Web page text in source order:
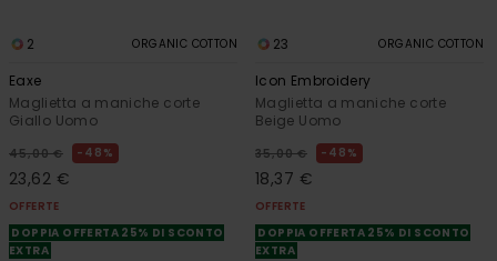
2 ORGANIC COTTON
Eaxe
Maglietta a maniche corte
Giallo Uomo
45,00 € 48%
23,62 €
OFFERTE
DOPPIA OFFERTA 25% DI SCONTO
EXTRA
23 ORGANIC COTTON
Icon Embroidery
Maglietta a maniche corte
Beige Uomo
35,00 € 48%
18,37 €
OFFERTE
DOPPIA OFFERTA 25% DI SCONTO
EXTRA